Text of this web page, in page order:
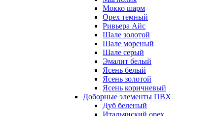
Мокко шарм
Орех темный
Ривьера Айс
Шале золотой
Шале мореный
Шале серый
Эмалит белый
Ясень белый
Ясень золотой
Ясень коричневый
Доборные элементы ПВХ
Дуб беленый
Итальянский орех